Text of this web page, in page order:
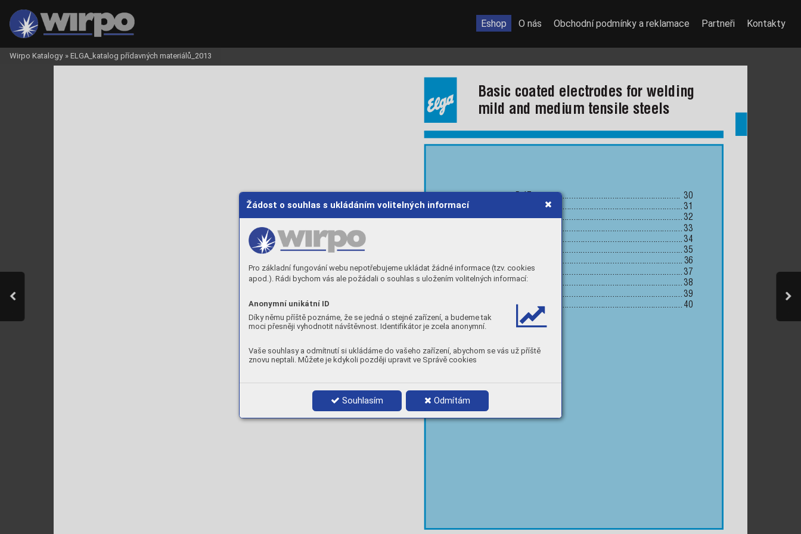
Žádost o souhlas s ukládáním volitelných informací
Pro základní fungování webu nepotřebujeme ukládat žádné informace (tzv. cookies
apod.). Rádi bychom vás ale požádali o souhlas s uložením volitelných informací:
Anonymní unikátní ID
Díky němu příště poznáme, že se jedná o stejné zařízení, a budeme tak
moci přesněji vyhodnotit návštěvnost. Identifikátor je zcela anonymní.
Vaše souhlasy a odmítnutí si ukládáme do vašeho zařízení, abychom se vás už příště
znovu neptali. Můžete je kdykoli později upravit ve Správě cookies
Souhlasím Odmítám
.................................................................
30
................................................................ 31
P 48M ............................................................... 32
33
34
.................................................................. 35
................................................................ 36
P 54 .................................................................. 37
Maxeta 20
......................................................... 38
39
Maxeta 22 40
Basic coated electrodes for welding
mild and medium tensile steels
Eshop O nás Obchodní podmínky a reklamace Partneři Kontakty
Wirpo Katalogy » ELGA_katalog přídavných materiálů_2013